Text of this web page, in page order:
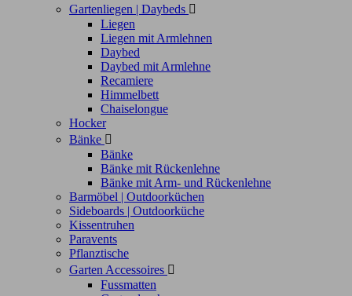
Gartenliegen | Daybeds 
Liegen
Liegen mit Armlehnen
Daybed
Daybed mit Armlehne
Recamiere
Himmelbett
Chaiselongue
Hocker
Bänke 
Bänke
Bänke mit Rückenlehne
Bänke mit Arm- und Rückenlehne
Barmöbel | Outdoorküchen
Sideboards | Outdoorküche
Kissentruhen
Paravents
Pflanztische
Garten Accessoires 
Fussmatten